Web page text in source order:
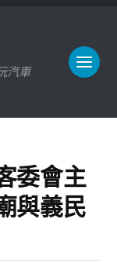
汽車
委會主
與義民